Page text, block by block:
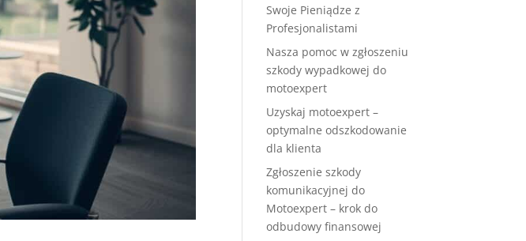
Swoje Pieniądze z
Profesjonalistami
Nasza pomoc w zgłoszeniu
szkody wypadkowej do
motoexpert
Uzyskaj motoexpert –
optymalne odszkodowanie
dla klienta
Zgłoszenie szkody
komunikacyjnej do
Motoexpert – krok do
odbudowy finansowej